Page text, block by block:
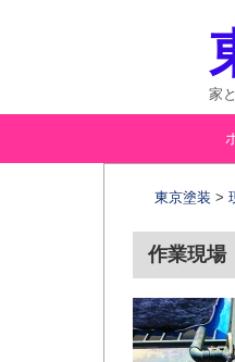
家
コ
ツ
移
動
東京塗装 >
作業現場